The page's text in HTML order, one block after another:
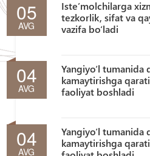
05
AVG
Iste’molchilarga
tezkorlik, sifat va
vazifa bo‘ladi
04
AVG
Yangiyo‘l tumanida
kamaytirishga
faoliyat boshladi
04
AVG
Yangiyo‘l tumanida
kamaytirishga